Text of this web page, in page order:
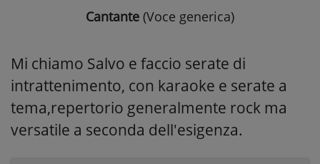
Cantante (Voce generica)
Mi chiamo Salvo e faccio serate di
intrattenimento, con karaoke e serate a
tema,repertorio generalmente rock ma
versatile a seconda dell'esigenza.